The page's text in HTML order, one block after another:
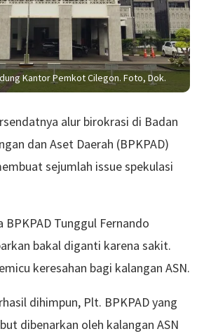
Kantor Pemkot Cilegon. Foto, Dok.
alur birokrasi di Badan
dan Aset Daerah (BPKPAD)
sejumlah issue spekulasi
BPKPAD Tunggul Fernando
bakal diganti karena sakit.
keresahan bagi kalangan ASN.
dihimpun, Plt. BPKPAD yang
dibenarkan oleh kalangan ASN